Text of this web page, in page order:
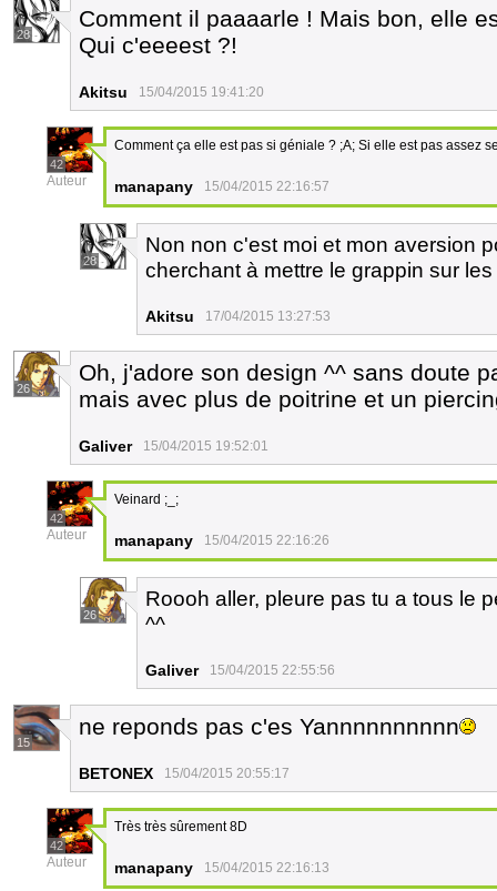
28
Comment il paaaarle ! Mais bon, elle
Qui c'eeeest ?!
Akitsu 15/04/2015 19:41:20
42
Auteur
Comment ça elle est pas si géniale ? ;A; Si elle est pas assez
manapany 15/04/2015 22:16:57
28
Non non c'est moi et mon aversion
cherchant à mettre le grappin sur
Akitsu 17/04/2015 13:27:53
26
Oh, j'adore son design ^^ sans doute
mais avec plus de poitrine et un
Galiver 15/04/2015 19:52:01
42
Auteur
Veinard ;_;
manapany 15/04/2015 22:16:26
26
Roooh aller, pleure pas tu a tous le
^^
Galiver 15/04/2015 22:55:56
15
ne reponds pas c'es Yannnnnnnnnn
BETONEX 15/04/2015 20:55:17
42
Auteur
Très très sûrement 8D
manapany 15/04/2015 22:16:13